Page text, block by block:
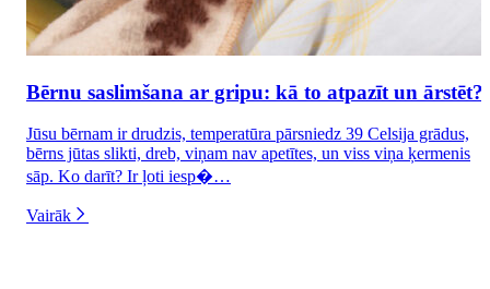
Bērnu saslimšana ar gripu: kā to atpazīt un ārstēt?
Jūsu bērnam ir drudzis, temperatūra pārsniedz 39 Celsija grādus,
bērns jūtas slikti, dreb, viņam nav apetītes, un viss viņa ķermenis
sāp. Ko darīt? Ir ļoti iesp�…
Vairāk